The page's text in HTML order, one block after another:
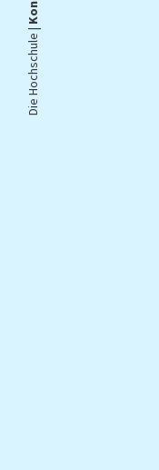
Die Hochschule |